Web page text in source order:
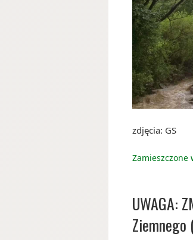
zdjęcia: GS
Zamieszczone
UWAGA:
Ziemnego